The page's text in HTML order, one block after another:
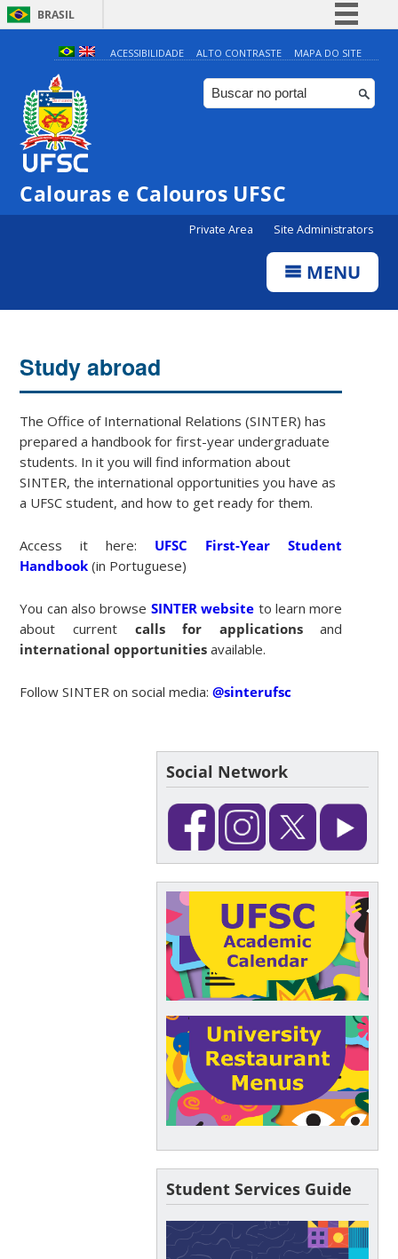
BRASIL
Simplifique!
Comunica BR
Participe
Canais
ACESSIBILIDADE ALTO CONTRASTE MAPA DO SITE
Calouras e Calouros UFSC
Private Area Site Administrators
MENU
Study abroad
The Office of International Relations (SINTER) has
prepared a handbook for first-year undergraduate
students. In it you will find information about
SINTER, the international opportunities you have as
a UFSC student, and how to get ready for them.
Access it here: UFSC First-Year Student
Handbook (in Portuguese)
You can also browse SINTER website to learn more
about current calls for applicationsand
international opportunities available.
Follow SINTER on social media:@sinterufsc
Social Network
Student Services Guide